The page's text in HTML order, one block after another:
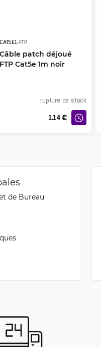
CAT5E1-FTP
Câble patch déjoué
FTP Cat5e 1m noir
rupture de stock
1.14 €
de Bureau